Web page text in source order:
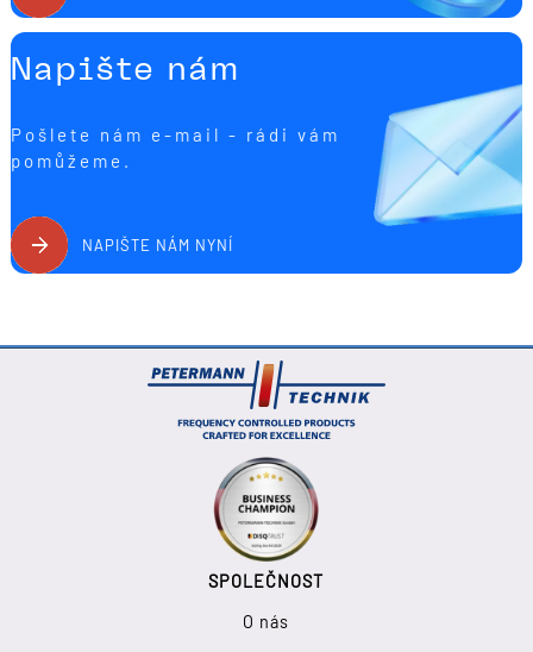
Napište nám
Pošlete nám e-mail - rádi vám
pomůžeme.
NAPIŠTE NÁM NYNÍ
SPOLEČNOST
O nás